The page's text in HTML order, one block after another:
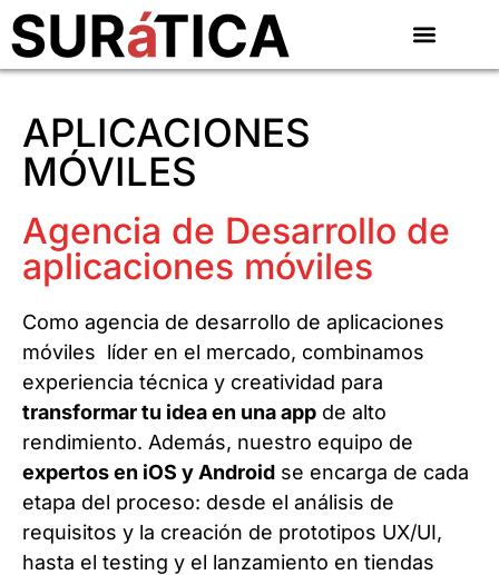
APLICACIONES
MÓVILES
Agencia de Desarrollo de
aplicaciones móviles
Como agencia de desarrollo de aplicaciones
móviles líder en el mercado, combinamos
experiencia técnica y creatividad para
transformar tu idea en una app de alto
rendimiento. Además, nuestro equipo de
expertos en iOS y Android se encarga de cada
etapa del proceso: desde el análisis de
requisitos y la creación de prototipos UX/UI,
hasta el testing y el lanzamiento en tiendas